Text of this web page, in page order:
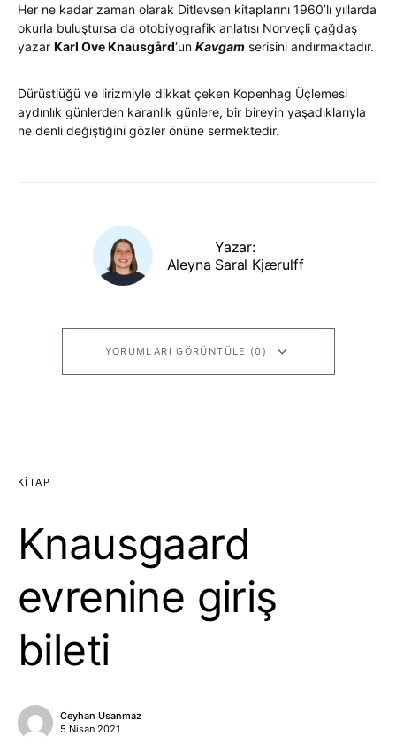
Her ne kadar zaman olarak Ditlevsen kitaplarını 1960’lı yıllarda
okurla buluştursa da otobiyografik anlatısı Norveçli çağdaş
yazar Karl Ove Knausgård‘un Kavgam serisini andırmaktadır.
Dürüstlüğü ve lirizmiyle dikkat çeken Kopenhag Üçlemesi
aydınlık günlerden karanlık günlere, bir bireyin yaşadıklarıyla
ne denli değiştiğini gözler önüne sermektedir.
Yazar:
Aleyna Saral Kjærulff
YORUMLARI GÖRÜNTÜLE (0)
KITAP
Knausgaard
evrenine giriş
bileti
Ceyhan Usanmaz
5 Nisan 2021